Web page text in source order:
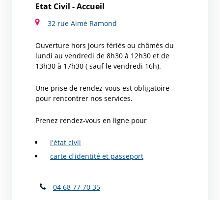
Etat Civil - Accueil
32 rue Aimé Ramond
Ouverture hors jours fériés ou chômés du
lundi au vendredi de 8h30 à 12h30 et de
13h30 à 17h30 ( sauf le vendredi 16h).
Une prise de rendez-vous est obligatoire
pour rencontrer nos services.
Prenez rendez-vous en ligne pour
l'état civil
carte d'identité et passeport
04 68 77 70 35